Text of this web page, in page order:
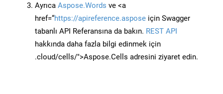
Ayrıca Aspose.Words ve <a
href=“https://apireference.aspose için Swagger
tabanlı API Referansına da bakın. REST API
hakkında daha fazla bilgi edinmek için
.cloud/cells/">Aspose.Cells adresini ziyaret edin.